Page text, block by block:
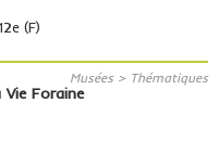
(F)
Musées > Thématiques
Vie Foraine